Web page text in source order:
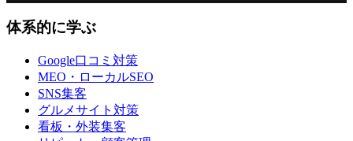
体系的に学ぶ
Google口コミ対策
MEO・ローカルSEO
SNS集客
グルメサイト対策
看板・外装集客